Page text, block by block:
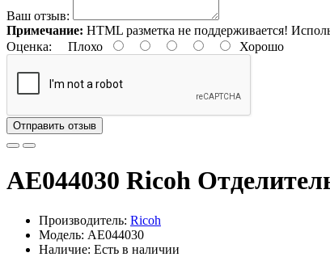
Ваш отзыв:
Примечание: HTML разметка не поддерживается!
Оценка: Плохо Хорошо
Отправить отзыв
AE044030 Ricoh
Производитель: Ricoh
Модель: AE044030
Наличие: Есть в наличии